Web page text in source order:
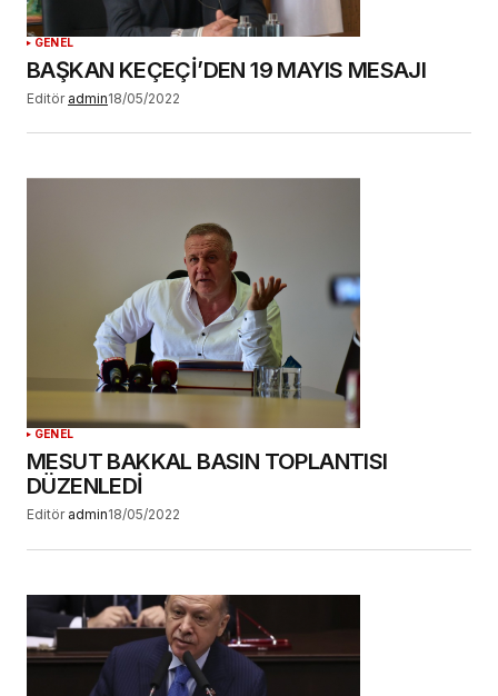
GENEL
BAŞKAN KEÇEÇİ’DEN 19 MAYIS MESAJI
Editör admin18/05/2022
GENEL
MESUT BAKKAL BASIN TOPLANTISI
DÜZENLEDİ
Editör admin18/05/2022